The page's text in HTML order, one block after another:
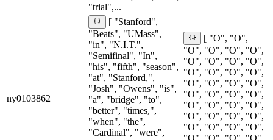
"trial",...
ny0103862
[ "Stanford",
"Beats", "UMass",
"in", "N.I.T.",
"Semifinal", "In",
"his", "fifth", "season",
"at", "Stanford,",
"Josh", "Owens", "is",
"a", "bridge", "to",
"better", "times,",
"when", "the",
"Cardinal", "were",
[ "O", "O",
"O", "O", "O", "O",
"O", "O", "O", "O",
"O", "O", "O", "O",
"O", "O", "O", "O",
"O", "O", "O", "O",
"O", "O", "O", "O",
"O", "O", "O", "O",
"O", "O", "O", "O",
"O", "O", "O", "O",